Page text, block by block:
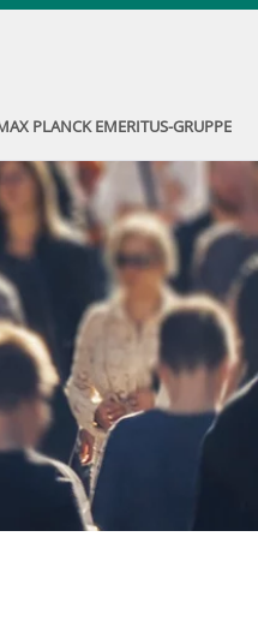
PLANCK EMERITUS-GRUPPE